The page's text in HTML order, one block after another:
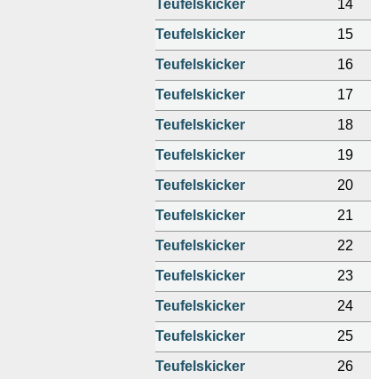
Teufelskicker
14
Teufelskicker
15
Teufelskicker
16
Teufelskicker
17
Teufelskicker
18
Teufelskicker
19
Teufelskicker
20
Teufelskicker
21
Teufelskicker
22
Teufelskicker
23
Teufelskicker
24
Teufelskicker
25
Teufelskicker
26